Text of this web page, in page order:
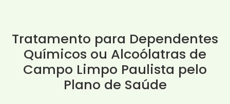
Tratamento para Dependentes
Químicos ou Alcoólatras de
Campo Limpo Paulista pelo
Plano de Saúde